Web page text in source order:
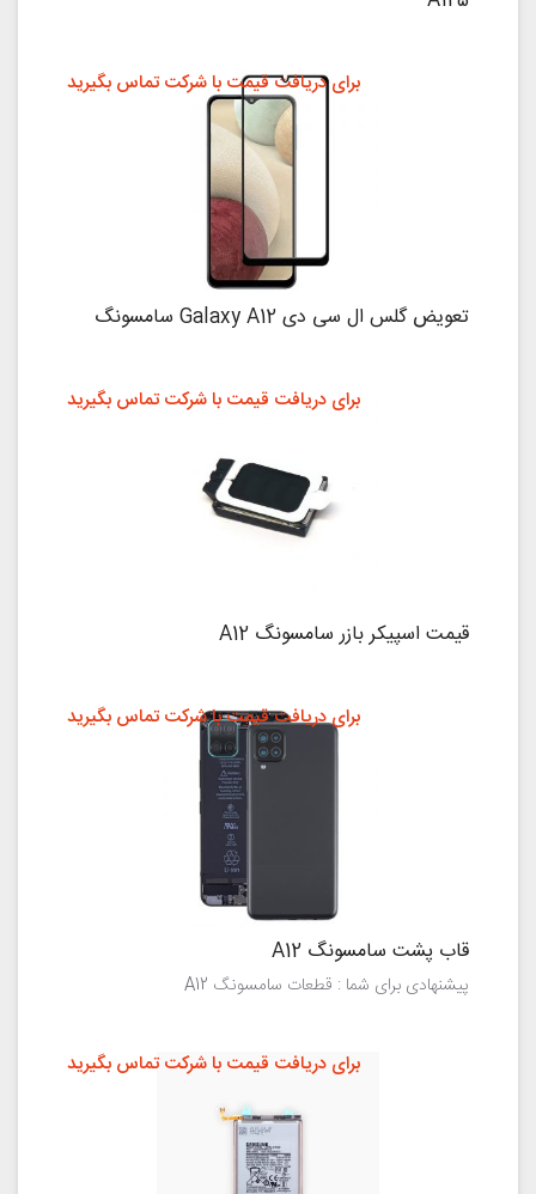
تعویض گلس ال سی دی Galaxy A12 سامسونگ
برای دریافت قیمت با شرکت تماس بگیرید
قیمت اسپیکر بازر سامسونگ A12
برای دریافت قیمت با شرکت تماس بگیرید
قاب پشت سامسونگ A12
پیشنهادی برای شما : قطعات سامسونگ A12
برای دریافت قیمت با شرکت تماس بگیرید
برای دریافت قیمت با شرکت تماس بگیرید